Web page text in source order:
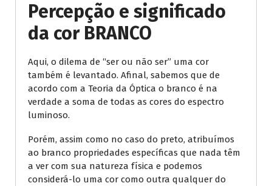
Percepção e significado
da cor BRANCO
Aqui, o dilema de “ser ou não ser” uma cor
também é levantado. Afinal, sabemos que de
acordo com a Teoria da Óptica o branco é na
verdade a soma de todas as cores do espectro
luminoso.
Porém, assim como no caso do preto, atribuímos
ao branco propriedades específicas que nada têm
a ver com sua natureza física e podemos
considerá-lo uma cor como outra qualquer do